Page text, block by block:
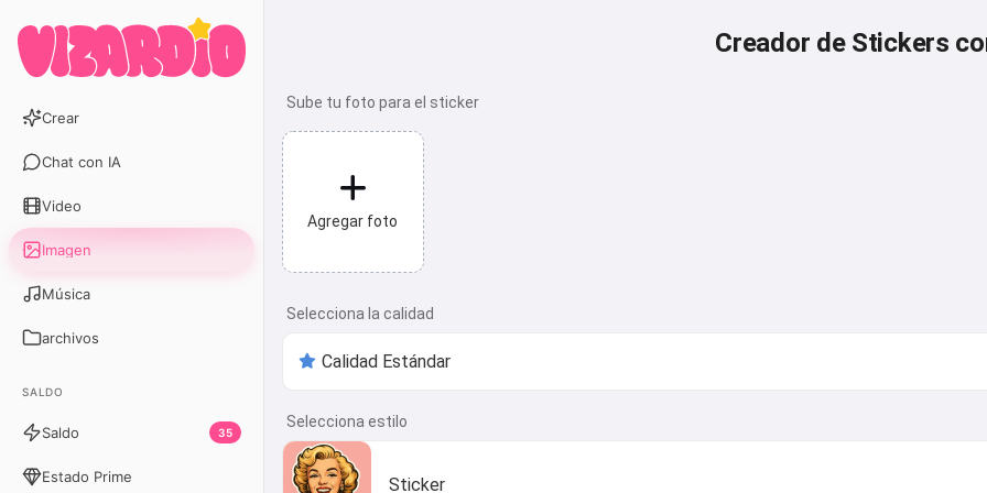
Crear
Chat con IA
Video
Imagen
Música
archivos
SALDO
Saldo 35
Estado Prime
Creador de Stickers
Sube tu foto para el sticker
Agregar foto
Selecciona la calidad
Selecciona estilo
Sticker